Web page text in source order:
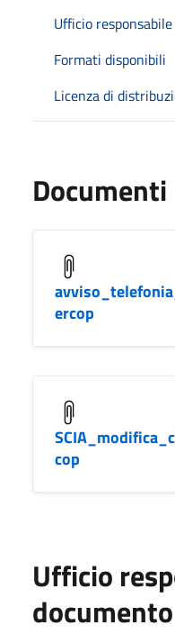
Ufficio
Formati disponibili
Licenza di
Documenti
ercop
cop
Ufficio
documento